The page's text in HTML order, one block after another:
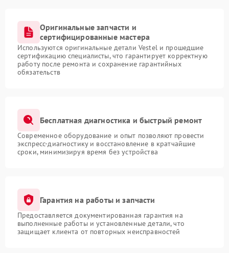
Оригинальные запчасти и
сертифицированные мастера
Используются оригинальные детали Vestel и прошедшие
сертификацию специалисты, что гарантирует корректную
работу после ремонта и сохранение гарантийных
обязательств
Бесплатная диагностика и быстрый ремонт
Современное оборудование и опыт позволяют провести
экспресс-диагностику и восстановление в кратчайшие
сроки, минимизируя время без устройства
Гарантия на работы и запчасти
Предоставляется документированная гарантия на
выполненные работы и установленные детали, что
защищает клиента от повторных неисправностей